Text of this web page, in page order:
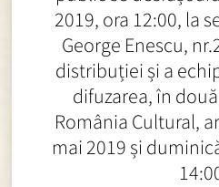
2019, ora 12:00, la
George Enescu,
distribuției și a
difuzarea, în
România Cultural,
mai 2019 și